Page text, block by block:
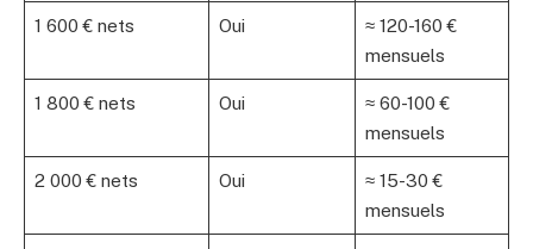
1 600 € nets Oui
≈ 120-160 €
mensuels
1 800 € nets Oui
≈ 60-100 €
mensuels
2 000 € nets Oui
≈ 15-30 €
mensuels